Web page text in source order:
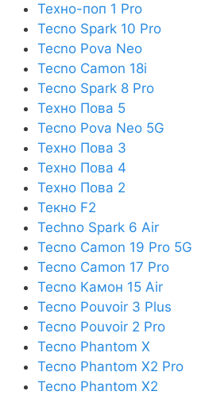
Техно-поп 1 Pro
Tecno Spark 10 Pro
Tecno Pova Neo
Tecno Camon 18i
Tecno Spark 8 Pro
Техно Пова 5
Tecno Pova Neo 5G
Техно Пова 3
Техно Пова 4
Техно Пова 2
Текно F2
Techno Spark 6 Air
Tecno Camon 19 Pro 5G
Tecno Camon 17 Pro
Tecno Камон 15 Air
Tecno Pouvoir 3 Plus
Tecno Pouvoir 2 Pro
Tecno Phantom X
Tecno Phantom X2 Pro
Tecno Phantom X2